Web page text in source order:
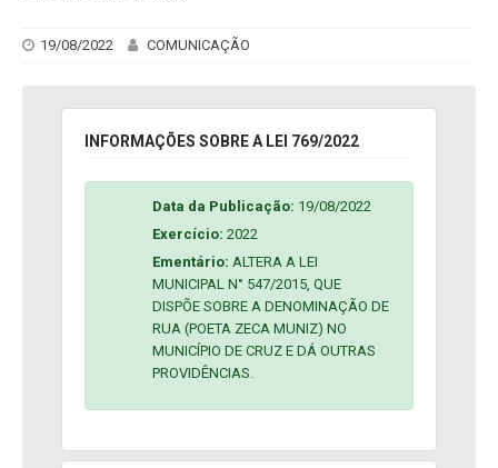
19/08/2022 COMUNICAÇÃO
INFORMAÇÕES SOBRE A LEI 769/2022
Data da Publicação: 19/08/2022
Exercício: 2022
Ementário: ALTERA A LEI
MUNICIPAL N° 547/2015, QUE
DISPÕE SOBRE A DENOMINAÇÃO DE
RUA (POETA ZECA MUNIZ) NO
MUNICÍPIO DE CRUZ E DÁ OUTRAS
PROVIDÊNCIAS.